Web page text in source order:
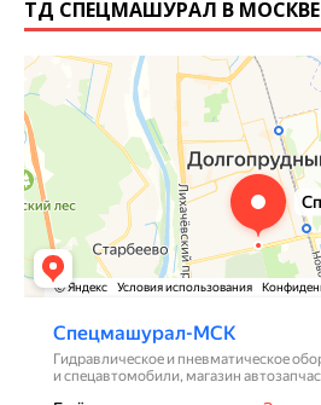
ТД СПЕЦМАШУРАЛ В МОСКВЕ